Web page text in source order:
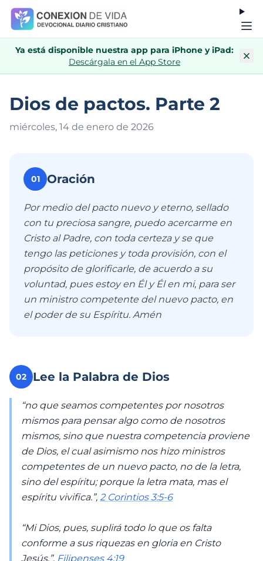
Ya está disponible nuestra app para iPhone y iPad:
Descárgala en el App Store
Dios de pactos. Parte 2
miércoles, 14 de enero de 2026
01 Oración
Por medio del pacto nuevo y eterno, sellado
con tu preciosa sangre, puedo acercarme en
Cristo al Padre, con toda certeza y se que
tengo las peticiones y toda provisión, con el
propósito de glorificarle, de acuerdo a su
voluntad, pues estoy en Él y Él en mi, para ser
un ministro competente del nuevo pacto, en
el poder de su Espíritu. Amén
02 Lee la Palabra de Dios
“no que seamos competentes por nosotros
mismos para pensar algo como de nosotros
mismos, sino que nuestra competencia proviene
de Dios, el cual asimismo nos hizo ministros
competentes de un nuevo pacto, no de la letra,
sino del espíritu; porque la letra mata, mas el
espíritu vivifica.”, 2 Corintios 3:5-6
“Mi Dios, pues, suplirá todo lo que os falta
conforme a sus riquezas en gloria en Cristo
Jesús.”, Filipenses 4:19